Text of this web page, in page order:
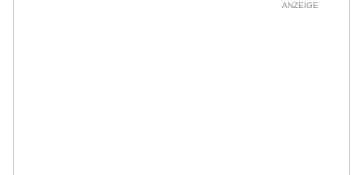
ANZEIGE